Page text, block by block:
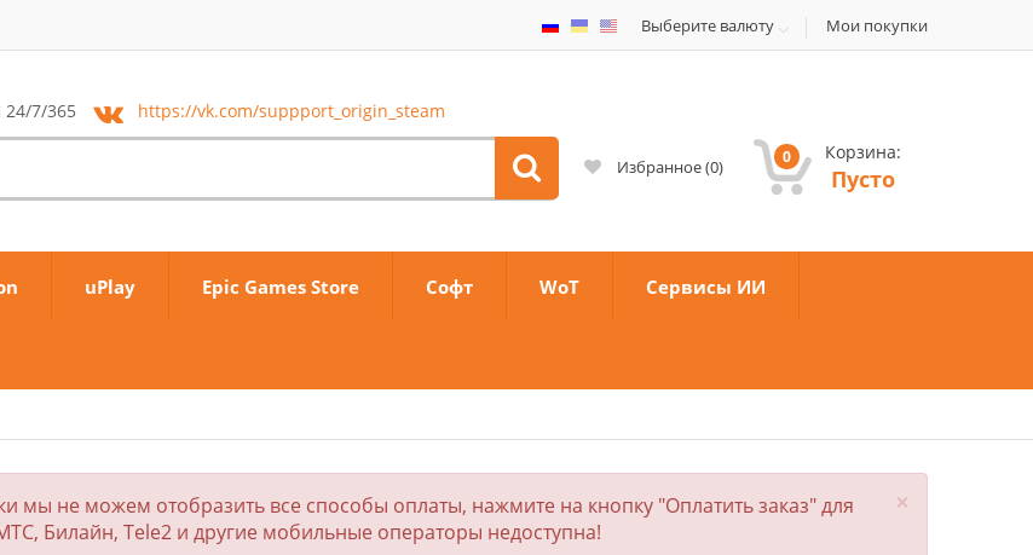
Выберите валюту Мои покупки
24/7/365 https://vk.com/suppport_origin_steam
Избранное(0) 0 Корзина:
Пусто
uPlay Epic Games Store Софт WoT Сервисы ИИ
×
мы не можем отобразить все способы оплаты, нажмите на кнопку "Оплатить заказ" для
Билайн, Tele2 и другие мобильные операторы недоступна!